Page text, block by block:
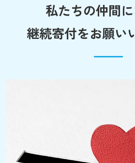
私たちの仲間
継続寄付をお願い